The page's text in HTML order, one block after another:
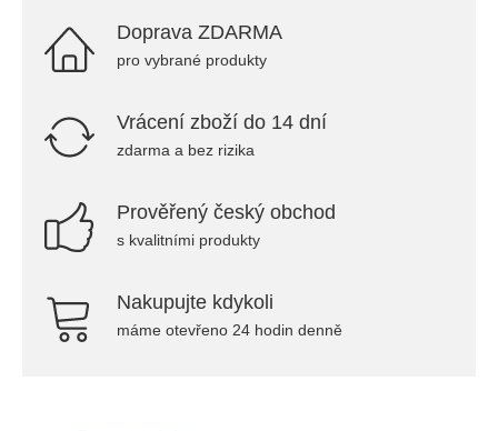
Doprava ZDARMA
pro vybrané produkty
Vrácení zboží do 14 dní
zdarma a bez rizika
Prověřený český obchod
s kvalitními produkty
Nakupujte kdykoli
máme otevřeno 24 hodin denně